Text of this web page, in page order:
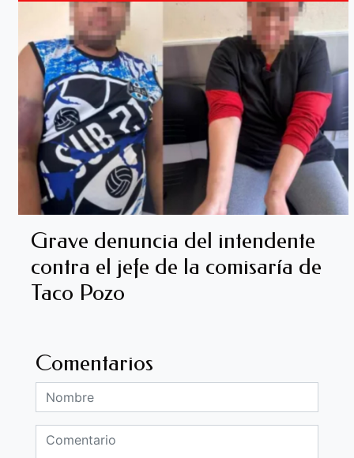
Grave denuncia del intendente
contra el jefe de la comisaría de
Taco Pozo
Comentarios